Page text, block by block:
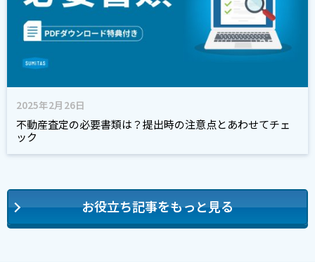
2025年2月26日
不動産査定の必要書類は？提出時の注意点とあわせてチェ
ック
お役立ち記事をもっと見る